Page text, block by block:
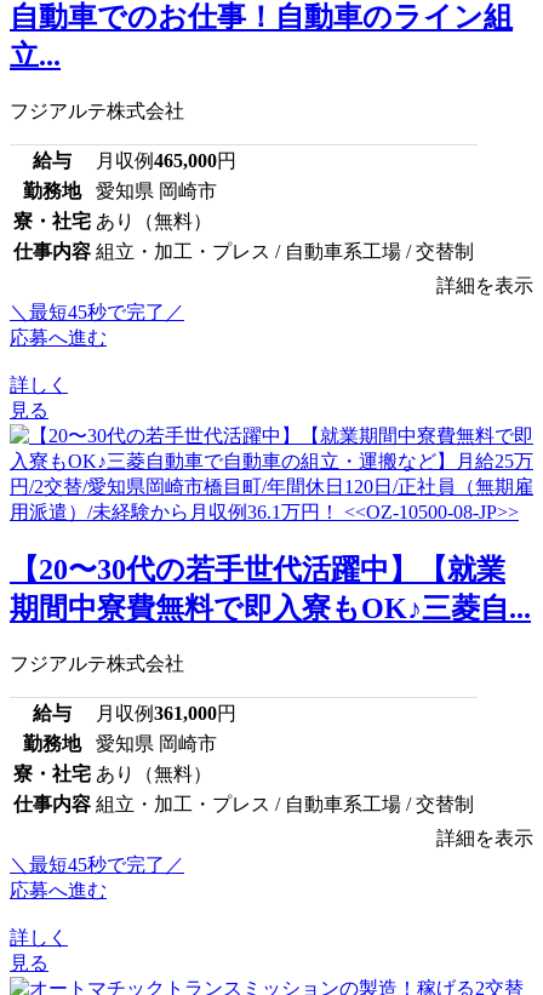
自動車でのお仕事！自動車のライン組
立...
フジアルテ株式会社
給与 月収例465,000円
勤務地
愛知県 岡崎市
寮・社宅 あり（無料）
仕事内容 組立・加工・プレス / 自動車系工場 / 交替制
詳細を表示
＼最短45秒で完了／
応募へ進む
詳しく
見る
【20〜30代の若手世代活躍中】【就業
期間中寮費無料で即入寮もOK♪三菱自...
フジアルテ株式会社
給与 月収例361,000円
勤務地
愛知県 岡崎市
寮・社宅 あり（無料）
仕事内容 組立・加工・プレス / 自動車系工場 / 交替制
詳細を表示
＼最短45秒で完了／
応募へ進む
詳しく
見る